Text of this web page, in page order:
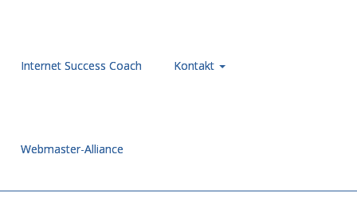
Internet Success Coach Kontakt
Webmaster-Alliance